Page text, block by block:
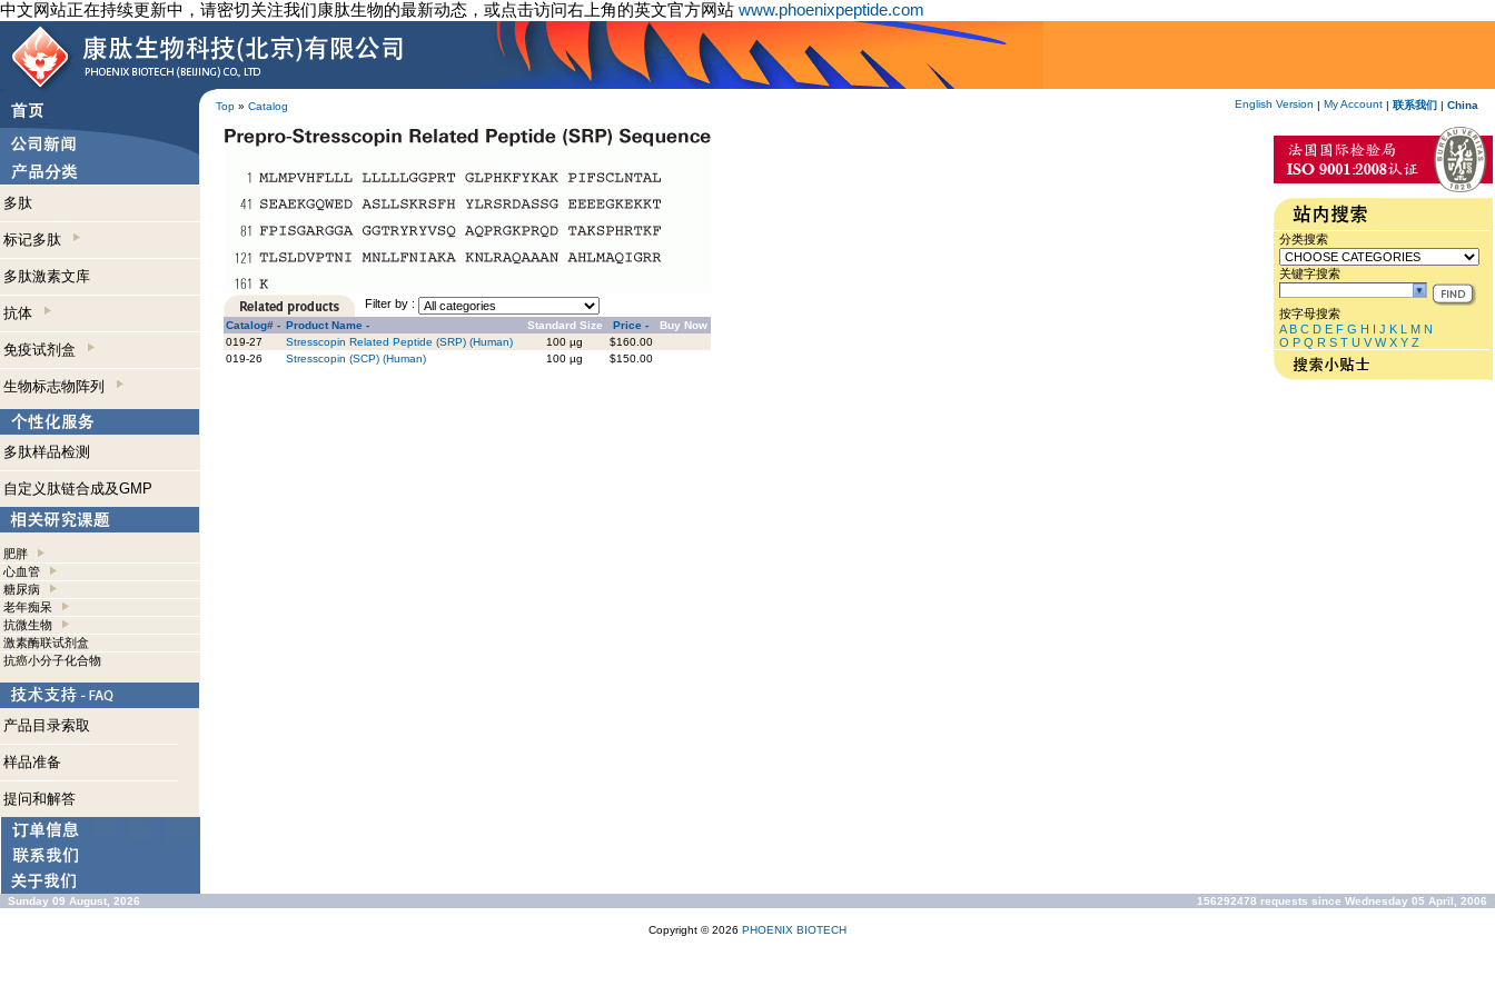
中文网站正在持续更新中，请密切关注我们康肽生物的最新动态，或点击访问右上角的英文官方网站 www.phoenixpeptide.com
Top » Catalog English Version | My Account | 联系我们 | China
多肽
标记多肽
多肽激素文库
抗体
免疫试剂盒
生物标志物阵列
多肽样品检测
自定义肽链合成及GMP
肥胖
心血管
糖尿病
老年痴呆
抗微生物
激素酶联试剂盒
抗癌小分子化合物
产品目录索取
样品准备
提问和解答
Filter by :
Catalog# - Product Name - Standard Size Price -
Buy Now
019-27
Stresscopin Related Peptide (SRP) (Human) 100 µg
$160.00
019-26
Stresscopin (SCP) (Human) 100 µg $150.00
分类搜索
关键字搜索
按字母搜索
A B C D E F G H I J K L M N
O P Q R S T U V W X Y Z
Sunday 09 August, 2026 156292478 requests since Wednesday 05 April, 2006
Copyright © 2026 PHOENIX BIOTECH